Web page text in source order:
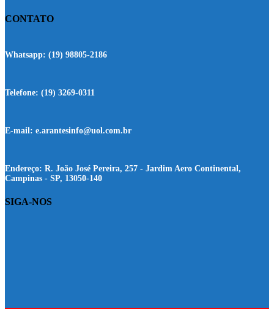
CONTATO
Whatsapp: (19) 98805-2186
Telefone: (19) 3269-0311
E-mail: e.arantesinfo@uol.com.br
Endereço: R. João José Pereira, 257 - Jardim Aero Continental,
Campinas - SP, 13050-140
SIGA-NOS